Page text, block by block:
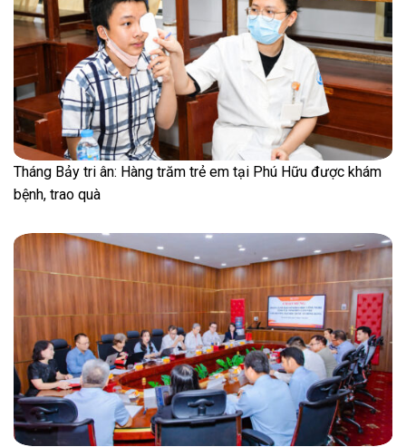
Tháng Bảy tri ân: Hàng trăm trẻ em tại Phú Hữu được khám
bệnh, trao quà